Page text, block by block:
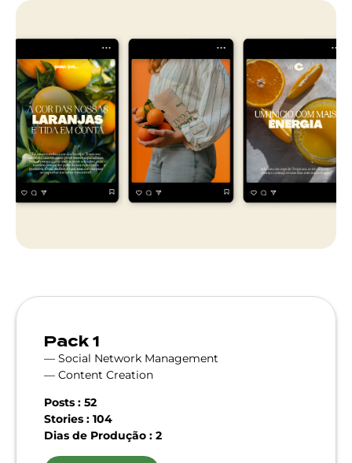
Pack 1
— Social Network Management
— Content Creation
Posts : 52
Stories : 104
Dias de Produção : 2